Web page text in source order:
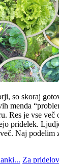
so skoraj
menda
Res je vse več
pridelek.
Naj
Za